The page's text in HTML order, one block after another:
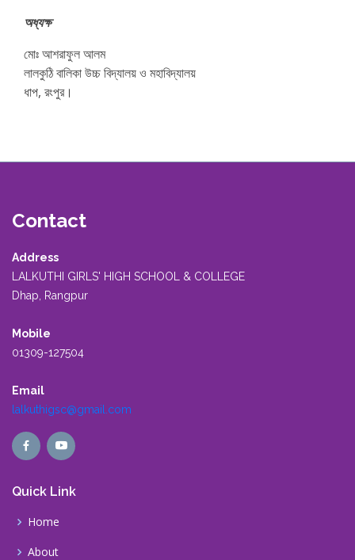
অধ্যক্ষ
মোঃ আশরাফুল আলম
লালকুঠি বালিকা উচ্চ বিদ্যালয় ও মহাবিদ্যালয়
ধাপ, রংপুর।
Contact
Address
LALKUTHI GIRLS' HIGH SCHOOL & COLLEGE
Dhap, Rangpur
Mobile
01309-127504
Email
lalkuthigsc@gmail.com
Quick Link
Home
About